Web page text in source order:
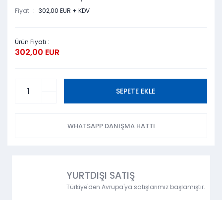
Fiyat
302,00 EUR + KDV
Ürün Fiyatı :
302,00 EUR
SEPETE EKLE
WHATSAPP DANIŞMA HATTI
YURTDIŞI SATIŞ
Türkiye'den Avrupa'ya satışlarımız başlamıştır.